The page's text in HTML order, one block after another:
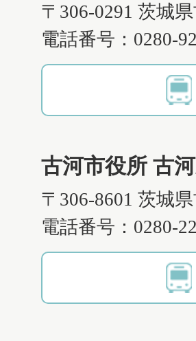
〒306-0291 茨城
電話番号：0280-
古河市役所 古
〒306-8601 茨城
電話番号：0280-